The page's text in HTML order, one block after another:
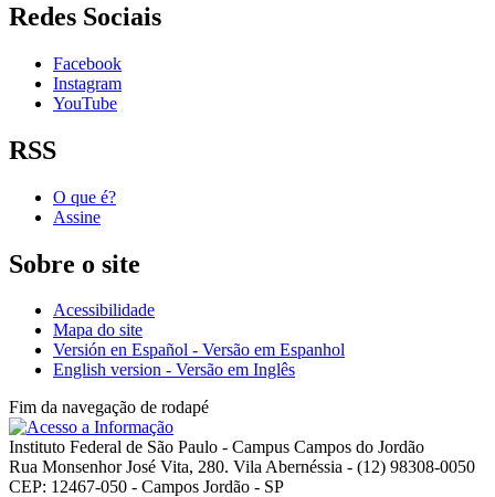
Redes Sociais
Facebook
Instagram
YouTube
RSS
O que é?
Assine
Sobre o site
Acessibilidade
Mapa do site
Versión en Español - Versão em Espanhol
English version - Versão em Inglês
Fim da navegação de rodapé
Instituto Federal de São Paulo - Campus Campos do Jordão
Rua Monsenhor José Vita, 280. Vila Abernéssia - (12) 98308-0050
CEP: 12467-050 - Campos Jordão - SP